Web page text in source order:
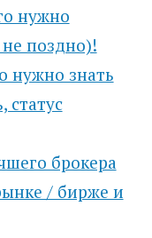
нужно
поздно)!
нужно знать
статус
брокера
/ бирже и